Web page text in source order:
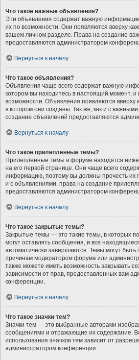
Что такое важные объявления?
Эти объявления содержат важную
их по возможности. Они появляются вверху
вашем личном разделе. Права на создание
предоставляются администратором
Вернуться к началу
Что такое объявления?
Объявления чаще всего содержат важную
котором вы находитесь в настоящий момент,
возможности. Объявления появляются
в котором они созданы. Так же, как и с
создание объявлений предоставляются
Вернуться к началу
Что такое прилепленные темы?
Прилепленные темы в форуме находятся ниже
на его первой странице. Они чаще всего
информацию, поэтому вы должны прочесть их
и с объявлениями, права на создание
предоставляются администратором
Вернуться к началу
Что такое закрытые темы?
Закрытые темы — это такие темы, в которых
могут оставлять сообщения, и все
автоматически завершаются. Темы могут быть
причинам модератором форума или
также можете иметь возможность закрывать
зависимости от прав, предоставленных вам
конференции.
Вернуться к началу
Что такое значки тем?
Значки тем — это выбранные авторами
сообщениями и отражающие их содержание.
использования значков тем зависит от
администратором конференции.